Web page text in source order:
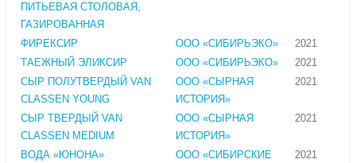
ПИТЬЕВАЯ СТОЛОВАЯ,
ГАЗИРОВАННАЯ
ФИРЕКСИР ООО «СИБИРЬЭКО»
2021
ТАЕЖНЫЙ ЭЛИКСИР
ООО «СИБИРЬЭКО»
2021
СЫР ПОЛУТВЕРДЫЙ VAN
CLASSEN YOUNG
ООО «СЫРНАЯ
ИСТОРИЯ»
2021
СЫР ТВЕРДЫЙ VAN
CLASSEN MEDIUM
ООО «СЫРНАЯ
ИСТОРИЯ»
2021
ВОДА «ЮНОНА»
ООО «СИБИРСКИЕ
2021